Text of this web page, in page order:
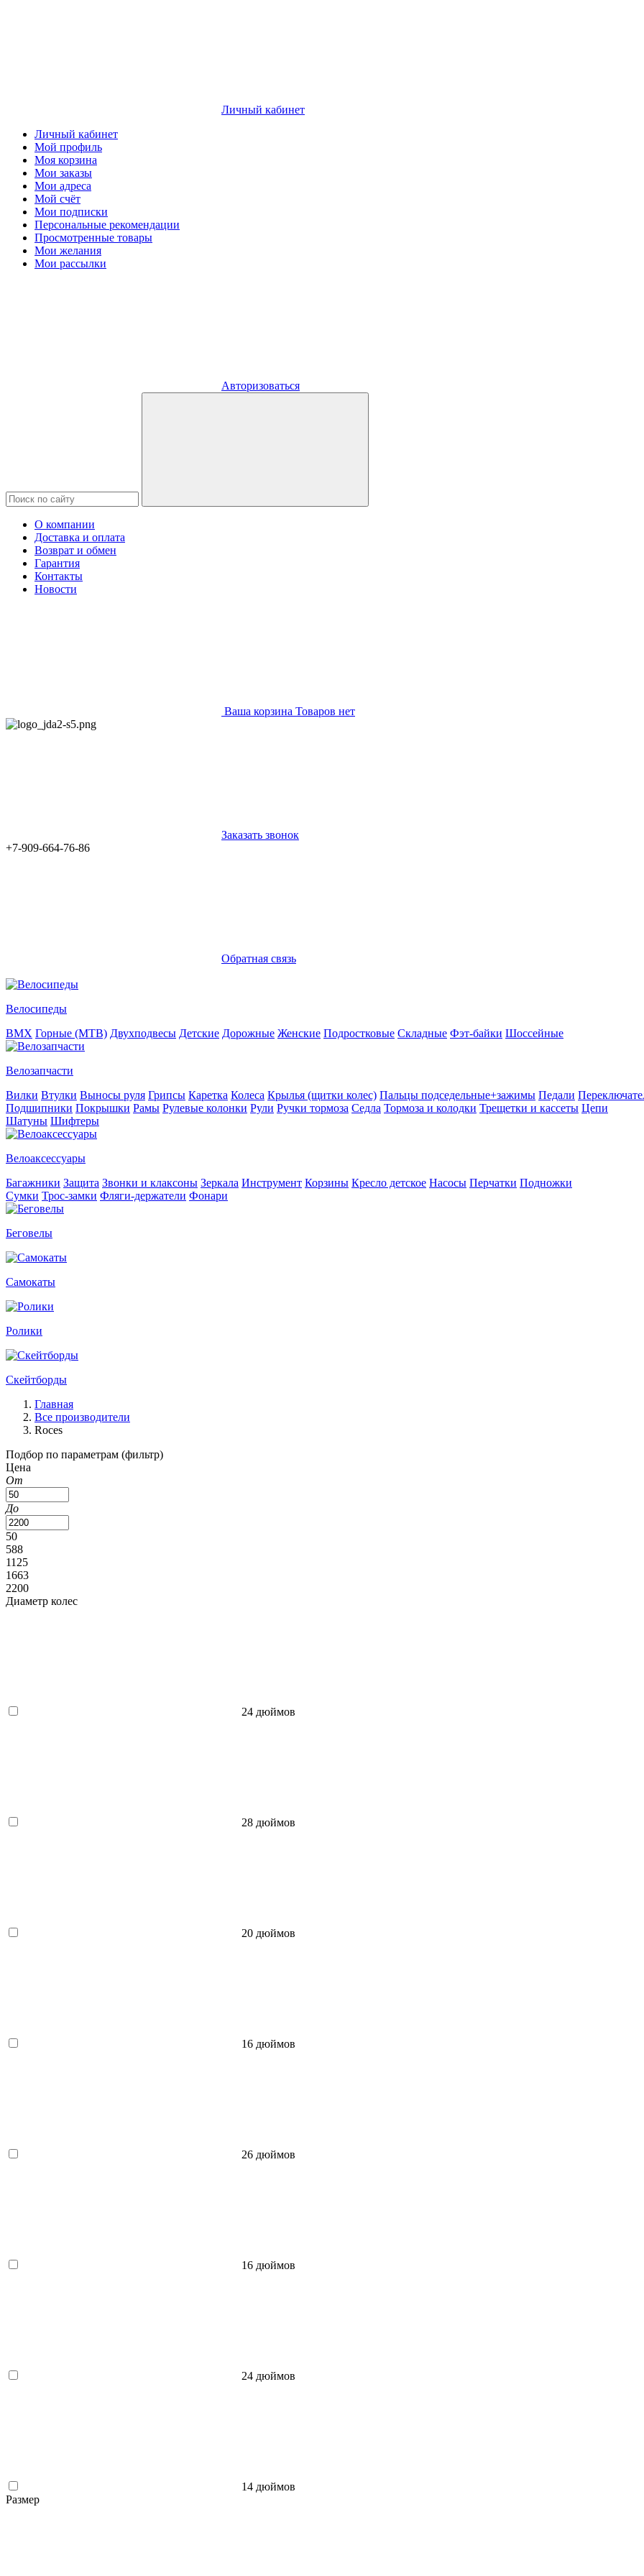
Личный кабинет
Личный кабинет
Мой профиль
Моя корзина
Мои заказы
Мои адреса
Мой счёт
Мои подписки
Персональные рекомендации
Просмотренные товары
Мои желания
Мои рассылки
Авторизоваться
О компании
Доставка и оплата
Возврат и обмен
Гарантия
Контакты
Новости
Ваша корзина Товаров нет
Заказать звонок
+7-909-664-76-86
Обратная связь
Велосипеды
BMX Горные (MTB) Двухподвесы Детские Дорожные Женские Подростковые Складные Фэт-байки Шоссейные
Велозапчасти
Вилки Втулки Выносы руля Грипсы Каретка Колеса Крылья (щитки колес) Пальцы подседельные+зажимы Педали
Подшипники Покрышки Рамы Рулевые колонки Рули Ручки тормоза Седла Тормоза и колодки Трещетки и кассеты Цепи
Шатуны Шифтеры
Велоаксессуары
Багажники Защита Звонки и клаксоны Зеркала Инструмент Корзины Кресло детское Насосы Перчатки Подножки
Сумки Трос-замки Фляги-держатели Фонари
Беговелы
Самокаты
Ролики
Скейтборды
Главная
Все производители
Roces
Подбор по параметрам (фильтр)
Цена
От
До
50
588
1125
1663
2200
Диаметр колес
24 дюймов
28 дюймов
20 дюймов
16 дюймов
26 дюймов
16 дюймов
24 дюймов
14 дюймов
Размер